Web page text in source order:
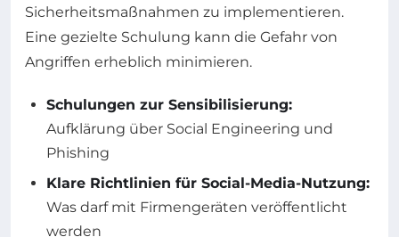
Sicherheitsmaßnahmen zu implementieren.
Eine gezielte Schulung kann die Gefahr von
Angriffen erheblich minimieren.
Schulungen zur Sensibilisierung:
Aufklärung über Social Engineering und
Phishing
Klare Richtlinien für Social-Media-Nutzung:
Was darf mit Firmengeräten veröffentlicht
werden